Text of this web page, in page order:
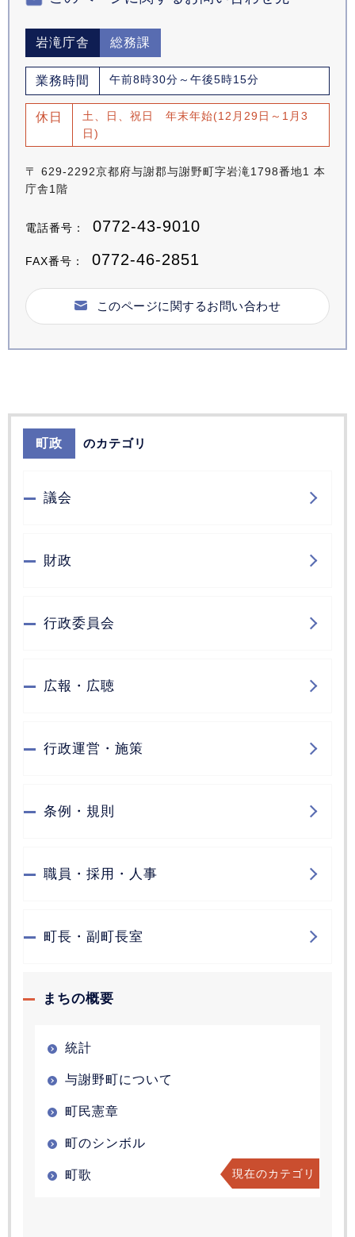
岩滝庁舎 総務課
業務時間 午前8時30分～午後5時15分
休日
土、日、祝日 年末年始(12月29日～1月3
日)
〒 629-2292京都府与謝郡与謝野町字岩滝1798番地1 本
庁舎1階
電話番号： 0772-43-9010
FAX番号： 0772-46-2851
このページに関するお問い合わせ
町政 のカテゴリ
議会
財政
行政委員会
広報・広聴
行政運営・施策
条例・規則
職員・採用・人事
町長・副町長室
まちの概要
統計
与謝野町について
町民憲章
町のシンボル
町歌 現在のカテゴリ